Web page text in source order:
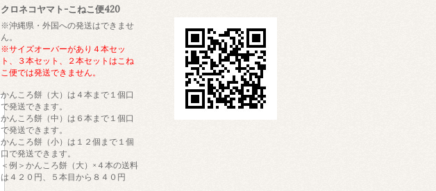
クロネコヤマト-こねこ便420
※沖縄県・外国への発送はできませ
ん。
※サイズオーバーがあり４本セッ
ト、３本セット、２本セットはこね
こ便では発送できません。
かんころ餅（大）は４本まで１個口
で発送できます。
かんころ餅（中）は６本まで１個口
で発送できます。
かんころ餅（小）は１２個まで１個
口で発送できます。
＜例＞かんころ餅（大）×４本の送料
は４２０円、５本目から８４０円